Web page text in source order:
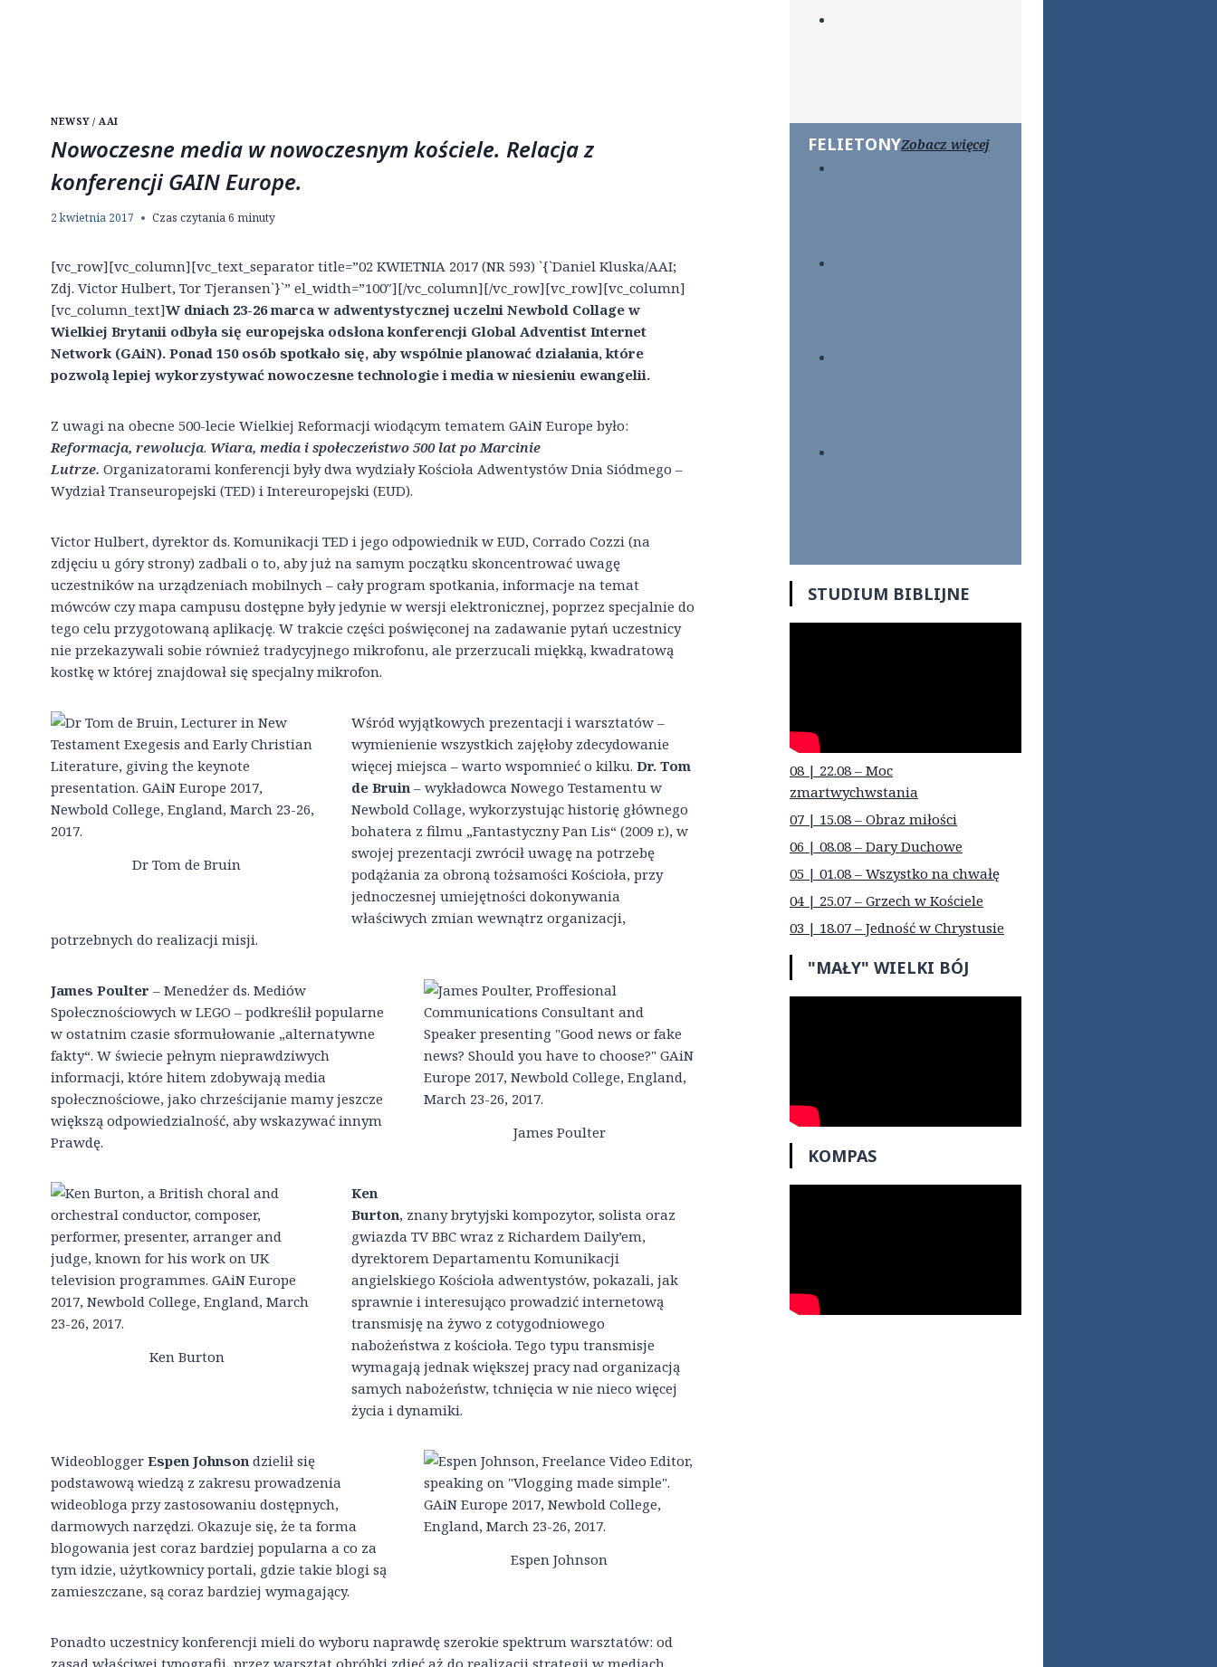
NEWSY / AAI
Nowoczesne media w nowoczesnym kościele. Relacja z
konferencji GAIN Europe.
2 kwietnia 2017 Czas czytania6 minuty
[vc_row][vc_column][vc_text_separator title=”02 KWIETNIA 2017 (NR 593) `{`Daniel Kluska/AAI;
Zdj. Victor Hulbert, Tor Tjeransen`}`” el_width=”100″][/vc_column][/vc_row][vc_row][vc_column]
[vc_column_text]W dniach 23-26 marca w adwentystycznej uczelni Newbold Collage w
Wielkiej Brytanii odbyła się europejska odsłona konferencji Global Adventist Internet
Network (GAiN). Ponad 150 osób spotkało się, aby wspólnie planować działania, które
pozwolą lepiej wykorzystywać nowoczesne technologie i media w niesieniu ewangelii.
Z uwagi na obecne 500-lecie Wielkiej Reformacji wiodącym tematem GAiN Europe było:
Reformacja, rewolucja. Wiara, media i społeczeństwo 500 lat po Marcinie
Lutrze. Organizatorami konferencji były dwa wydziały Kościoła Adwentystów Dnia Siódmego –
Wydział Transeuropejski (TED) i Intereuropejski (EUD).
Victor Hulbert, dyrektor ds. Komunikacji TED i jego odpowiednik w EUD, Corrado Cozzi (na
zdjęciu u góry strony) zadbali o to, aby już na samym początku skoncentrować uwagę
uczestników na urządzeniach mobilnych – cały program spotkania, informacje na temat
mówców czy mapa campusu dostępne były jedynie w wersji elektronicznej, poprzez specjalnie do
tego celu przygotowaną aplikację. W trakcie części poświęconej na zadawanie pytań uczestnicy
nie przekazywali sobie również tradycyjnego mikrofonu, ale przerzucali miękką, kwadratową
kostkę w której znajdował się specjalny mikrofon.
Dr Tom de Bruin
Wśród wyjątkowych prezentacji i warsztatów –
wymienienie wszystkich zajęłoby zdecydowanie
więcej miejsca – warto wspomnieć o kilku. Dr. Tom
de Bruin – wykładowca Nowego Testamentu w
Newbold Collage, wykorzystując historię głównego
bohatera z filmu „Fantastyczny Pan Lis“ (2009 r.), w
swojej prezentacji zwrócił uwagę na potrzebę
podążania za obroną tożsamości Kościoła, przy
jednoczesnej umiejętności dokonywania
właściwych zmian wewnątrz organizacji,
potrzebnych do realizacji misji.
James Poulter
James Poulter – Menedźer ds. Mediów
Społecznościowych w LEGO – podkreślił popularne
w ostatnim czasie sformułowanie „alternatywne
fakty“. W świecie pełnym nieprawdziwych
informacji, które hitem zdobywają media
społecznościowe, jako chrześcijanie mamy jeszcze
większą odpowiedzialność, aby wskazywać innym
Prawdę.
Ken Burton
Ken
Burton, znany brytyjski kompozytor, solista oraz
gwiazda TV BBC wraz z Richardem Daily’em,
dyrektorem Departamentu Komunikacji
angielskiego Kościoła adwentystów, pokazali, jak
sprawnie i interesująco prowadzić internetową
transmisję na żywo z cotygodniowego
nabożeństwa z kościoła. Tego typu transmisje
wymagają jednak większej pracy nad organizacją
samych nabożeństw, tchnięcia w nie nieco więcej
życia i dynamiki.
Espen Johnson
Wideoblogger Espen Johnson dzielił się
podstawową wiedzą z zakresu prowadzenia
wideobloga przy zastosowaniu dostępnych,
darmowych narzędzi. Okazuje się, że ta forma
blogowania jest coraz bardziej popularna a co za
tym idzie, użytkownicy portali, gdzie takie blogi są
zamieszczane, są coraz bardziej wymagający.
Ponadto uczestnicy konferencji mieli do wyboru naprawdę szerokie spektrum warsztatów: od
FELIETONYZobacz więcej
STUDIUM BIBLIJNE
08 | 22.08 – Moc
zmartwychwstania
07 | 15.08 – Obraz miłości
06 | 08.08 – Dary Duchowe
05 | 01.08 – Wszystko na chwałę
04 | 25.07 – Grzech w Kościele
03 | 18.07 – Jedność w Chrystusie
"MAŁY" WIELKI BÓJ
KOMPAS